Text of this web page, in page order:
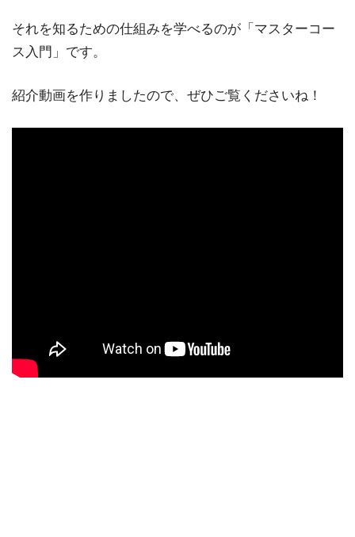
それを知るための仕組みを学べるのが「マスターコー
ス入門」です。
紹介動画を作りましたので、ぜひご覧くださいね！